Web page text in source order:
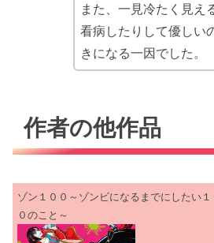
また、一見冷たく見え
看病したりして優しい
きになる一因でした。
作者の他作品
ゾン１００～ゾンビになるまでにしたい１
０のこと～